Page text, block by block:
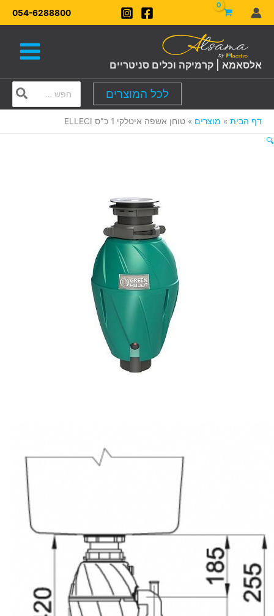
דילוג
לתוכן
054-6288800
אלסאמא | קרמיקה וכלים סניטריים
לכל המוצרים
for:
דף הבית מוצרים
טוחן אשפה איטלקי 1 כ"ס ELLECI
🔍